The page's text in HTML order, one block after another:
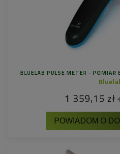
BLUELAB PULSE METER - POMIAR
1 359,15 zł
POWIADOM O